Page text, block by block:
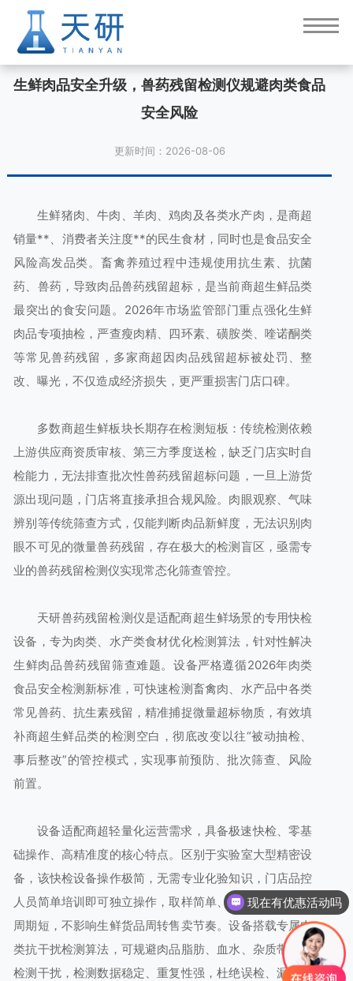
生鲜肉品安全升级，兽药残留检测仪规避肉类食品
安全风险
更新时间：2026-08-06
生鲜猪肉、牛肉、羊肉、鸡肉及各类水产肉，是商超
销量**、消费者关注度**的民生食材，同时也是食品安全
风险高发品类。畜禽养殖过程中违规使用抗生素、抗菌
药、兽药，导致肉品兽药残留超标，是当前商超生鲜品类
最突出的食安问题。2026年市场监管部门重点强化生鲜
肉品专项抽检，严查瘦肉精、四环素、磺胺类、喹诺酮类
等常见兽药残留，多家商超因肉品残留超标被处罚、整
改、曝光，不仅造成经济损失，更严重损害门店口碑。
多数商超生鲜板块长期存在检测短板：传统检测依赖
上游供应商资质审核、第三方季度送检，缺乏门店实时自
检能力，无法排查批次性兽药残留超标问题，一旦上游货
源出现问题，门店将直接承担合规风险。肉眼观察、气味
辨别等传统筛查方式，仅能判断肉品新鲜度，无法识别肉
眼不可见的微量兽药残留，存在极大的检测盲区，亟需专
业的兽药残留检测仪实现常态化筛查管控。
天研兽药残留检测仪是适配商超生鲜场景的专用快检
设备，专为肉类、水产类食材优化检测算法，针对性解决
生鲜肉品兽药残留筛查难题。设备严格遵循2026年肉类
食品安全检测新标准，可快速检测畜禽肉、水产品中各类
常见兽药、抗生素残留，精准捕捉微量超标物质，有效填
补商超生鲜品类的检测空白，彻底改变以往“被动抽检、
事后整改”的管控模式，实现事前预防、批次筛查、风险
前置。
设备适配商超轻量化运营需求，具备极速快检、零基
础操作、高精准度的核心特点。区别于实验室大型精密设
备，该快检设备操作极简，无需专业化验知识，门店品控
人员简单培训即可独立操作，取样简单、反应快速、检测
周期短，不影响生鲜货品周转售卖节奏。设备搭载专属肉
类抗干扰检测算法，可规避肉品脂肪、血水、杂质带来的
检测干扰，检测数据稳定、重复性强，杜绝误检、漏检问
现在有优惠活动吗